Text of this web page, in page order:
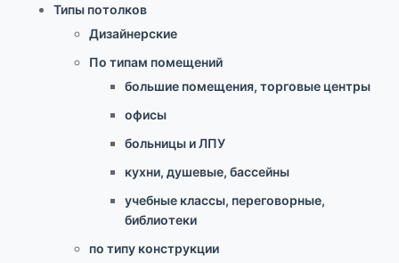
Типы потолков
Дизайнерские
По типам помещений
большие помещения, торговые центры
офисы
больницы и ЛПУ
кухни, душевые, бассейны
учебные классы, переговорные,
библиотеки
по типу конструкции